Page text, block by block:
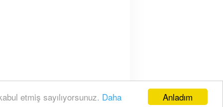
Anladım
etmiş sayılıyorsunuz. Daha